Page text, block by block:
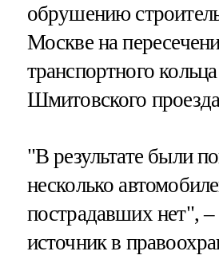
обрушению
Москве на
транспортного
Шмитовского
"В результате были
несколько
пострадавших нет", –
источник в